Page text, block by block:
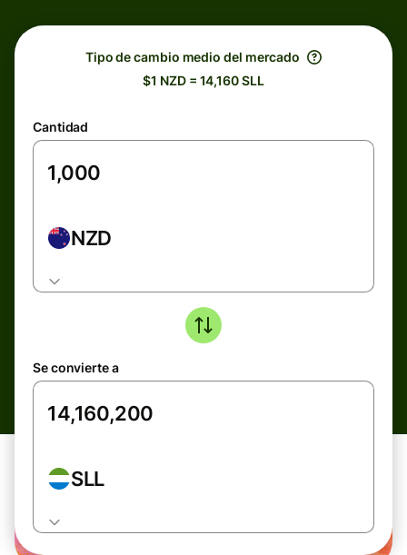
Tipo de cambio medio del mercado
$1 NZD = 14,160 SLL
Cantidad
NZD
Se convierte a
SLL